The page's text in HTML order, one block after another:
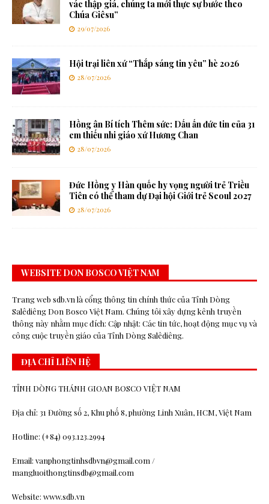
vác thập giá, chúng ta mới thực sự bước theo
Chúa Giêsu”
29/07/2026
Hội trại liên xứ “Thắp sáng tin yêu” hè 2026
28/07/2026
Hồng ân Bí tích Thêm sức: Dấu ấn đức tin của 31
em thiếu nhi giáo xứ Hương Chan
28/07/2026
Đức Hồng y Hàn quốc hy vọng người trẻ Triều
Tiên có thể tham dự Đại hội Giới trẻ Seoul 2027
28/07/2026
WEBSITE DON BOSCO VIỆT NAM
Trang web sdb.vn là cổng thông tin chính thức của Tỉnh Dòng
Salêdiêng Don Bosco Việt Nam. Chúng tôi xây dựng kênh truyền
thông này nhằm mục đích: Cập nhật: Các tin tức, hoạt động mục vụ và
công cuộc truyền giáo của Tỉnh Dòng Salêdiêng.
ĐỊA CHỈ LIÊN HỆ
TỈNH DÒNG THÁNH GIOAN BOSCO VIỆT NAM
Địa chỉ: 31 Đường số 2, Khu phố 8, phường Linh Xuân, HCM, Việt Nam
Hotline: (+84) 093.123.2994
Email: vanphongtinhsdbvn@gmail.com /
mangluoithongtinsdb@gmail.com
Website: www.sdb.vn